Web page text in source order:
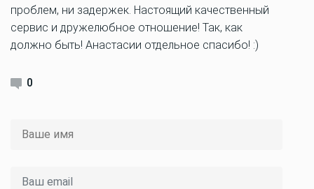
проблем, ни задержек. Настоящий качественный
сервис и дружелюбное отношение! Так, как
должно быть! Анастасии отдельное спасибо! :)
0